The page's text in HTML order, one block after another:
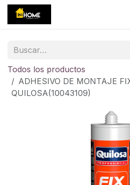
Ir al contenido
Todos los productos
ADHESIVO DE MONTAJE
QUILOSA(10043109)